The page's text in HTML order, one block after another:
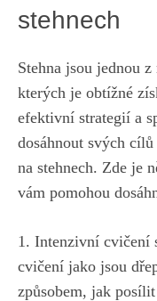
stehnech
Stehna jsou jednou
kterých ​je obtížné
⁣efektivní strategií a
dosáhnout svých
na stehnech.⁣ Zde⁤ je
vám ⁤pomohou
1. ​Intenzivní cvičení
cvičení jako jsou
způsobem,⁣ jak